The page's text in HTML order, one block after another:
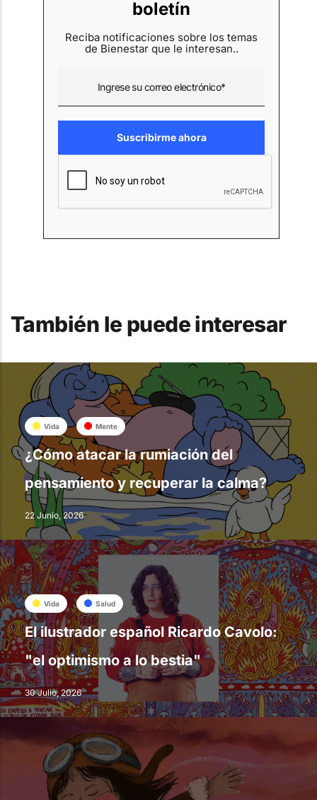
boletín
Reciba notificaciones sobre los temas
de Bienestar que le interesan..
También le puede interesar
Vida Mente
¿Cómo atacar la rumiación del
pensamiento y recuperar la calma?
22 Junio, 2026
Vida Salud
El ilustrador español Ricardo Cavolo:
"el optimismo a lo bestia"
30 Julio, 2026